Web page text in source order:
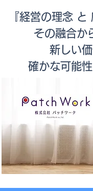
『経営の理念 と
その融合か
新しい
確かな可能